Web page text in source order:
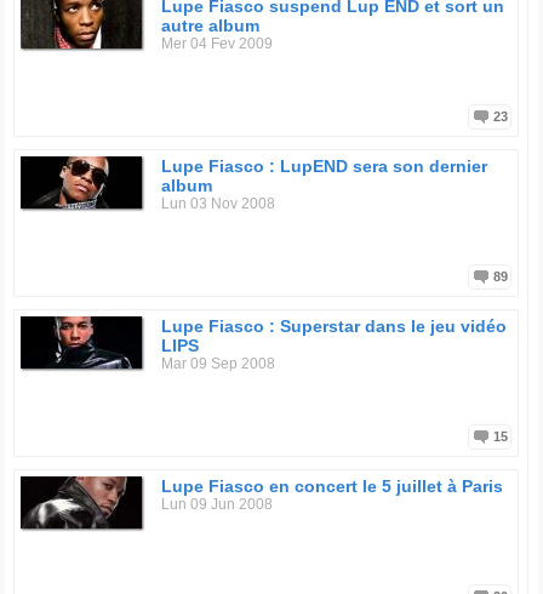
Lupe Fiasco suspend Lup END et sort un
autre album
Mer 04 Fev 2009
23
Lupe Fiasco : LupEND sera son dernier
album
Lun 03 Nov 2008
89
Lupe Fiasco : Superstar dans le jeu vidéo
LIPS
Mar 09 Sep 2008
15
Lupe Fiasco en concert le 5 juillet à Paris
Lun 09 Jun 2008